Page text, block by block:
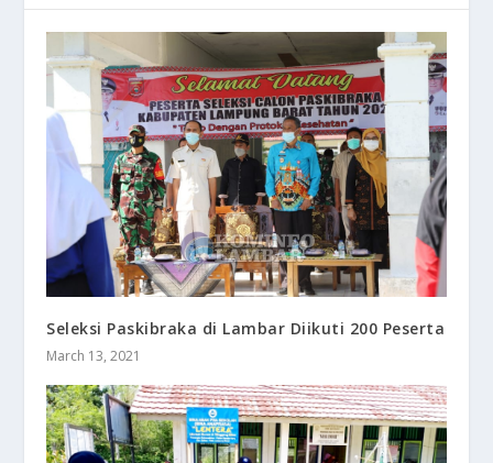
Seleksi Paskibraka di Lambar Diikuti 200 Peserta
March 13, 2021